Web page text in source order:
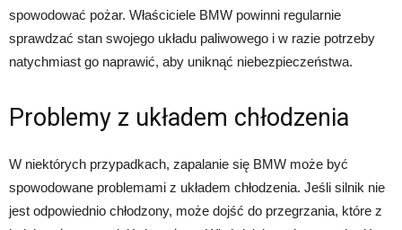
spowodować pożar. Właściciele BMW powinni regularnie
sprawdzać stan swojego układu paliwowego i w razie potrzeby
natychmiast go naprawić, aby uniknąć niebezpieczeństwa.
Problemy z układem chłodzenia
W niektórych przypadkach, zapalanie się BMW może być
spowodowane problemami z układem chłodzenia. Jeśli silnik nie
jest odpowiednio chłodzony, może dojść do przegrzania, które z